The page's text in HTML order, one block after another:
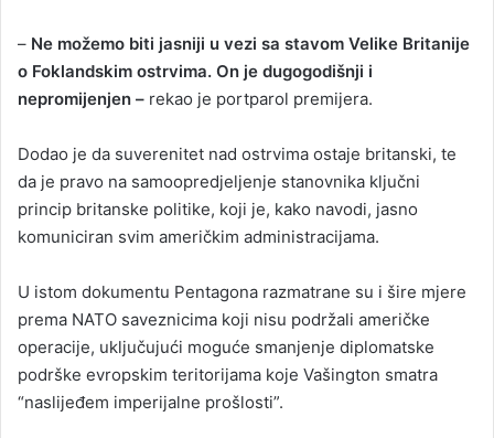
– Ne možemo biti jasniji u vezi sa stavom Velike Britanije
o Foklandskim ostrvima. On je dugogodišnji i
nepromijenjen – rekao je portparol premijera.
Dodao je da suverenitet nad ostrvima ostaje britanski, te
da je pravo na samoopredjeljenje stanovnika ključni
princip britanske politike, koji je, kako navodi, jasno
komuniciran svim američkim administracijama.
U istom dokumentu Pentagona razmatrane su i šire mjere
prema NATO saveznicima koji nisu podržali američke
operacije, uključujući moguće smanjenje diplomatske
podrške evropskim teritorijama koje Vašington smatra
“naslijeđem imperijalne prošlosti”.